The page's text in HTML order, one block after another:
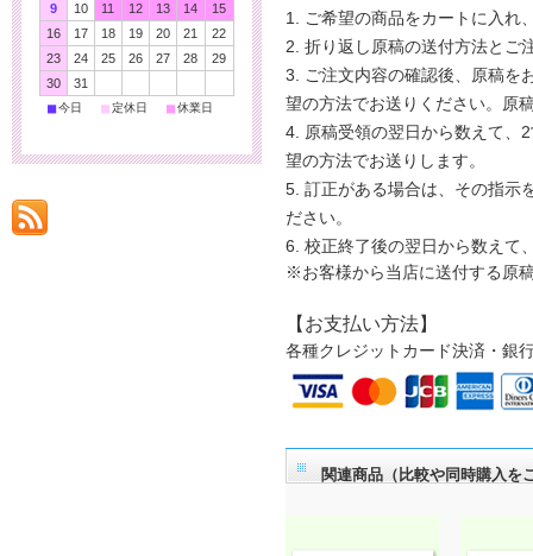
ご希望の商品をカートに入れ
折り返し原稿の送付方法とご
ご注文内容の確認後、原稿を
望の方法でお送りください。原
原稿受領の翌日から数えて、
望の方法でお送りします。
訂正がある場合は、その指示
ださい。
校正終了後の翌日から数えて
※お客様から当店に送付する原
【お支払い方法】
各種クレジットカード決済・銀
関連商品（比較や同時購入を
9
10 11 12 13 14
15
16
17 18 19 20 21
22
23
24 25 26 27 28
29
30
31
■今日 ■ 定休日 ■ 休業日